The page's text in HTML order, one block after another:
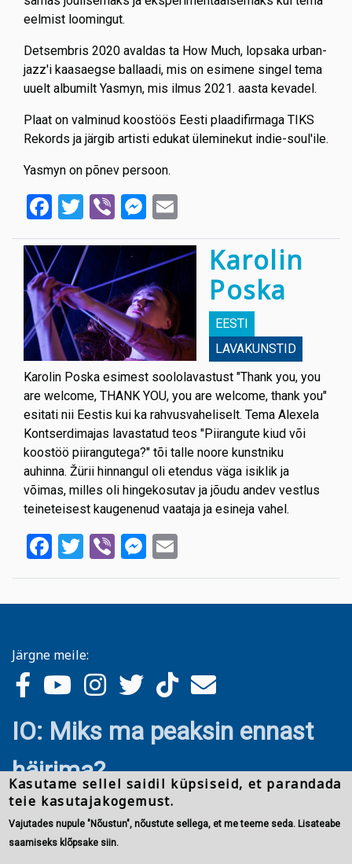
eelmist loomingut.
Detsembris 2020 avaldas ta How Much, lopsaka urban-
jazz'i kaasaegse ballaadi, mis on esimene singel tema
uuelt albumilt Yasmyn, mis ilmus 2021. aasta kevadel.
Plaat on valminud koostöös Eesti plaadifirmaga TIKS
Rekords ja järgib artisti edukat üleminekut indie-soul'ile.
Yasmyn on põnev persoon.
Facebook
Twitter
ViberMessenger
Karolin
Poska
EESTI
LAVAKUNSTID
Karolin Poska esimest soololavastust "Thank you, you
are welcome, THANK YOU, you are welcome, thank you"
esitati nii Eestis kui ka rahvusvaheliselt. Tema Alexela
Kontserdimajas lavastatud teos "Piirangute kiud või
koostöö piirangutega?" tõi talle noore kunstniku
auhinna. Žürii hinnangul oli etendus väga isiklik ja
võimas, milles oli hingekosutav ja jõudu andev vestlus
teineteisest kaugenenud vaataja ja esineja vahel.
Facebook
Twitter
ViberMessenger
Järgne meile:
IO: Miks ma peaksin ennast
häirima?
Kasutame sellel saidil küpsiseid, et parandada
teie kasutajakogemust.
Vajutades nupule "Nõustun", nõustute sellega, et me teeme seda. Lisateabe
saamiseks klõpsake siin.